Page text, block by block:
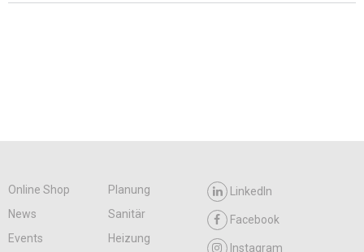
Online Shop
Planung
News
Sanitär
Events
Heizung
LinkedIn
Facebook
Instagram